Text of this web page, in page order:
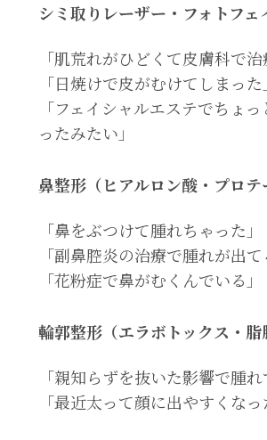
シミ取りレーザー・フォトフェ
「肌荒れがひどくて皮膚科で治
「日焼けで皮がむけてしまった」
「フェイシャルエステでちょ
ったみたい」
鼻整形（ヒアルロン酸・プロテ
「鼻をぶつけて腫れちゃった」
「副鼻腔炎の治療で腫れが出て
「花粉症で鼻がむくんでいる」
輪郭整形（エラボトックス・脂
「親知らずを抜いた影響で腫れ
「最近太って顔に出やすくなっ